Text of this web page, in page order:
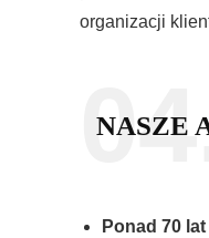
organizacji
NASZE
Ponad 70